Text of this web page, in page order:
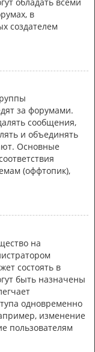
в
создателем
за форумами.
сообщения,
и объединять
Основные
(оффтопик),
на
состоять в
быть назначены
одновременно
изменение
пользователям